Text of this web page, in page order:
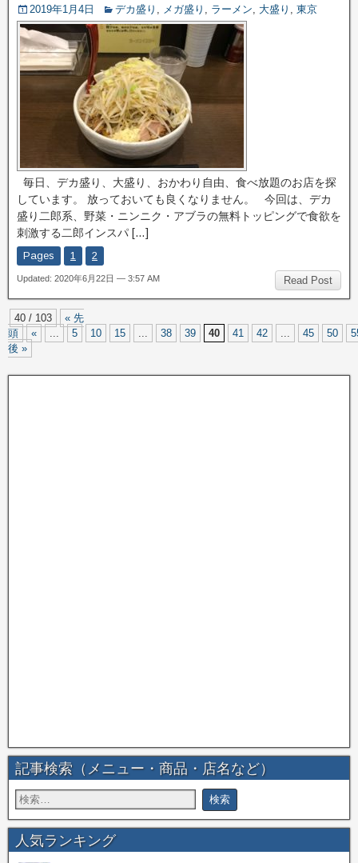
2019年1月4日 デカ盛り , メガ盛り , ラーメン, 大盛り , 東京
毎日、デカ盛り、大盛り、おかわり自由、食べ放題のお店を探
しています。 放っておいても良くなりません。 今回は、デカ
盛り二郎系、野菜・ニンニク・アブラの無料トッピングで食欲を
刺激する二郎インスパ […]
Pages 1 2
Read Post
Updated: 2020年6月22日 — 3:57 AM
40 / 103
« 先
頭
« ... 5 10 15 ... 38 39 40 41 42 ... 45 50
後 »
記事検索（メニュー・商品・店名など）
人気ランキング